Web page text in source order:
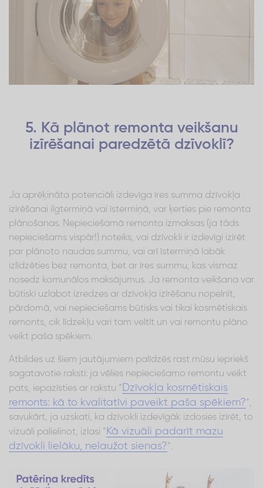
5. Kā plānot remonta veikšanu
izīrēšanai paredzētā dzīvoklī?
Ja aprēķināta potenciāli izdevīga īres summa dzīvokļa
izīrēšanai ilgtermiņā vai īstermiņā, var ķerties pie remonta
plānošanas. Nepieciešamā remonta izmaksas (ja tāds
nepieciešams vispār!) noteiks, vai dzīvokli ir izdevīgi izīrēt
par plānoto naudas summu, vai arī īstermiņā labāk
izlīdzēties bez remonta, bet ar īres summu, kas vismaz
nosedz komunālos maksājumus. Ja remonta veikšana var
būtiski uzlabot izredzes ar dzīvokļa izīrēšanu nopelnīt,
pārdomā, vai nepieciešams būtisks vai tikai kosmētiskais
remonts, cik līdzekļu vari tam veltīt un vai remontu plāno
veikt paša spēkiem.
Atbildes uz šiem jautājumiem palīdzēs rast mūsu iepriekš
sagatavotie raksti: ja vēlies nepieciešamo remontu veikt
pats, iepazīsties ar rakstu “ Dzīvokļa kosmētiskais
remonts: kā to kvalitatīvi paveikt paša spēkiem?”,
savukārt, ja uzskati, ka dzīvokli izdevīgāk izdosies izīrēt, to
vizuāli palielinot, izlasi “ Kā vizuāli padarīt mazu
dzīvokli lielāku, nelaužot sienas?”.